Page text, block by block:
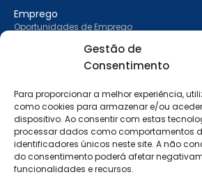
Gestão de
Consentimento
Para proporcionar a melhor experiência,
como cookies para armazenar e/ou
dispositivo. Ao consentir com estas
processar dados como comportamentos
identificadores únicos neste site. A não
do consentimento poderá afetar
funcionalidades e recursos.
Emprego
Oportunidades de Emprego
Saiba como apoiar a Artigo 80
Sócio particular e institucional
Inclusividade
O nosso compromisso
Carta Ética
Carta ética da Artigo 80